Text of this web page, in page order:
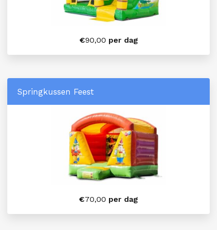
€90,00 per dag
Springkussen Feest
€70,00 per dag